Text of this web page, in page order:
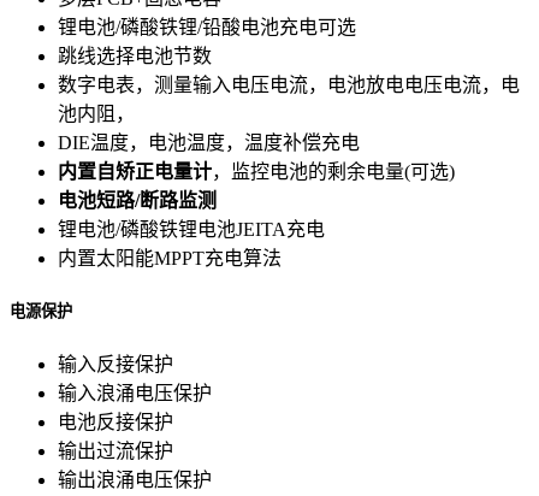
锂电池/磷酸铁锂/铅酸电池充电可选
跳线选择电池节数
数字电表，测量输入电压电流，电池放电电压电流，电
池内阻，
DIE温度，电池温度，温度补偿充电
内置自矫正电量计，监控电池的剩余电量(可选)
电池短路/断路监测
锂电池/磷酸铁锂电池JEITA充电
内置太阳能MPPT充电算法
电源保护
输入反接保护
输入浪涌电压保护
电池反接保护
输出过流保护
输出浪涌电压保护